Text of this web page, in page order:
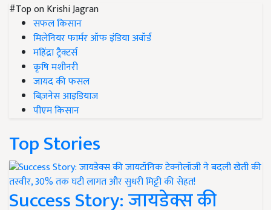
#Top on Krishi Jagran
सफल किसान
मिलेनियर फार्मर ऑफ इंडिया अवॉर्ड
महिंद्रा ट्रैक्टर्स
कृषि मशीनरी
जायद की फसल
बिज़नेस आइडियाज
पीएम किसान
Top Stories
Success Story: जायडेक्स की